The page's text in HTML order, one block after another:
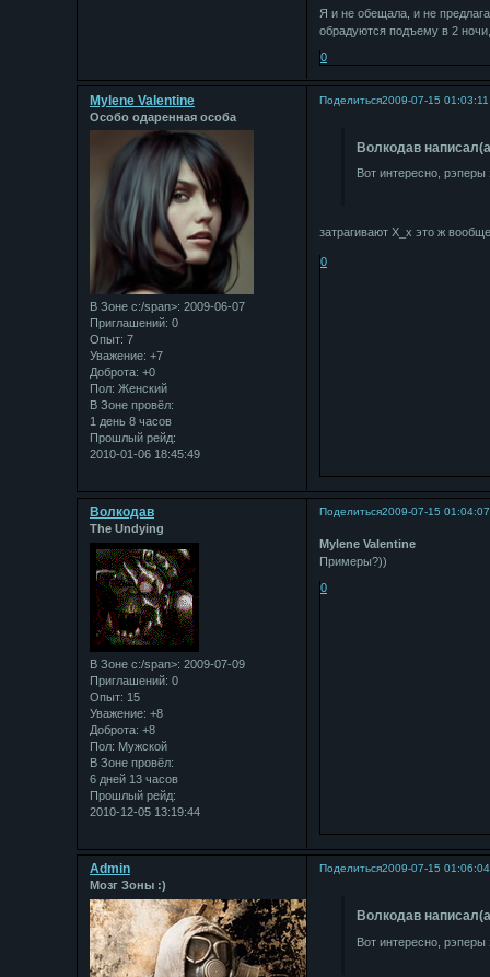
Я и не обещала, и не
обрадуются подъему в 2
0
Поделиться2009-07-15 01:03:11
Mylene Valentine
Особо одаренная особа
В Зоне с:/span>: 2009-06-07
Приглашений: 0
Опыт: 7
Уважение: +7
Доброта: +0
Пол: Женский
В Зоне провёл:
1 день 8 часов
Прошлый рейд:
2010-01-06 18:45:49
Bолкодав
Вот интересно, рэперы
затрагивают Х_х это ж
0
Поделиться2009-07-15 01:04:07
Bолкодав
The Undying
В Зоне с:/span>: 2009-07-09
Приглашений: 0
Опыт: 15
Уважение: +8
Доброта: +8
Пол: Мужской
В Зоне провёл:
6 дней 13 часов
Прошлый рейд:
2010-12-05 13:19:44
Mylene Valentine
Примеры?))
0
Поделиться2009-07-15 01:06:04
Admin
Мозг Зоны :)
Bолкодав
Вот интересно, рэперы